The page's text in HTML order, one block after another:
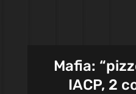
Mafia:
IACP, 2